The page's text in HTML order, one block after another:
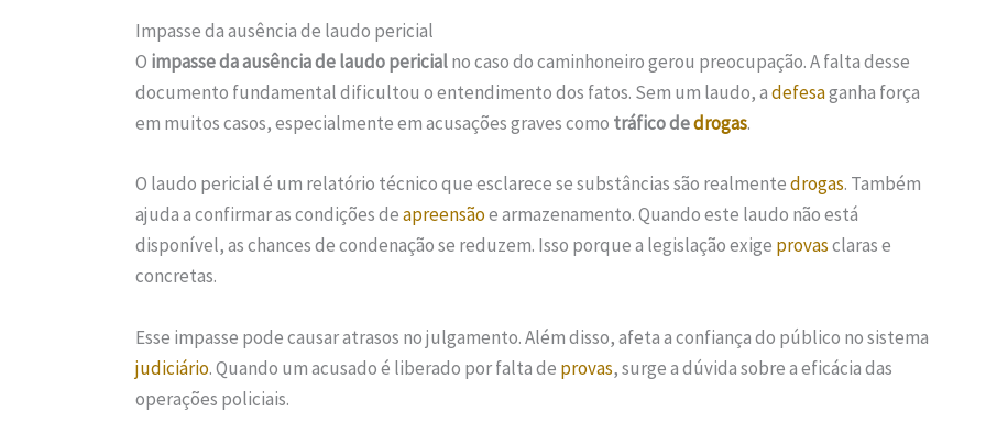
Impasse da ausência de laudo pericial
O impasse da ausência de laudo pericialno caso do caminhoneiro gerou preocupação. A falta desse
documento fundamental dificultou o entendimento dos fatos. Sem um laudo, adefesaganha força
em muitos casos, especialmente em acusações graves como tráfico dedrogas.
O laudo pericial é um relatório técnico que esclarece se substâncias são realmentedrogas. Também
ajuda a confirmar as condições deapreensãoe armazenamento. Quando este laudo não está
disponível, as chances de condenação se reduzem. Isso porque a legislação exige provasclaras e
concretas.
Esse impasse pode causar atrasos no julgamento. Além disso, afeta a confiança do público no sistema
judiciário. Quando um acusado é liberado por falta de provas, surge a dúvida sobre a eficácia das
operações policiais.